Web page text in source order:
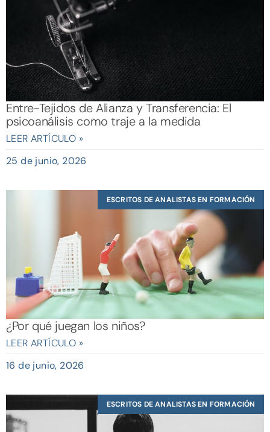
Entre-Tejidos de Alianza y Transferencia: El
psicoanálisis como traje a la medida
LEER ARTÍCULO »
25 de junio, 2026
ESCRITOS DE ANALISTAS EN FORMACIÓN
¿Por qué juegan los niños?
LEER ARTÍCULO »
16 de junio, 2026
ESCRITOS DE ANALISTAS EN FORMACIÓN